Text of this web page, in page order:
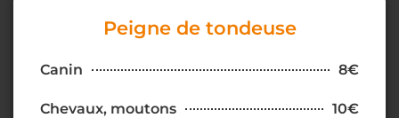
Peigne de tondeuse
Canin 8€
Chevaux, moutons 10€